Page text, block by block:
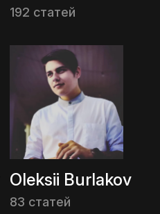
192 статей
Oleksii Burlakov
83 статей